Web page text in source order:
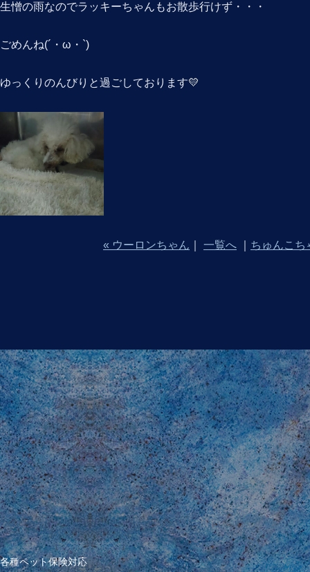
生憎の雨なのでラッキーちゃんもお散歩行けず・・・
ごめんね(´・ω・`)
ゆっくりのんびりと過ごしております💛
« ウーロンちゃん 一覧へ ちゅんこち
各種ペット保険対応